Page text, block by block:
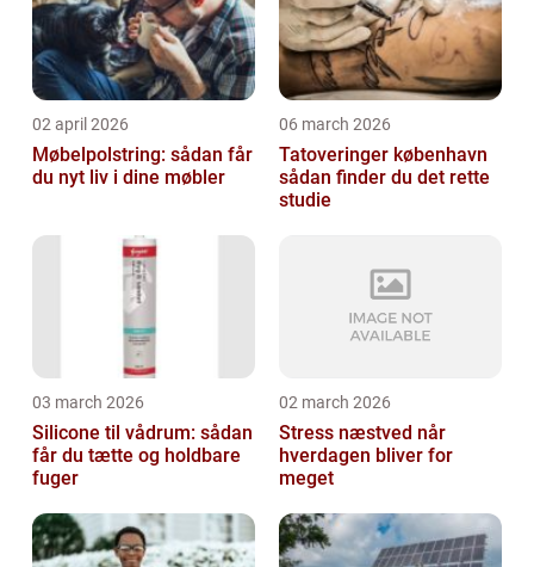
02 april 2026
Møbelpolstring: sådan får
du nyt liv i dine møbler
06 march 2026
Tatoveringer københavn
sådan finder du det rette
studie
03 march 2026
Silicone til vådrum: sådan
får du tætte og holdbare
fuger
02 march 2026
Stress næstved når
hverdagen bliver for
meget